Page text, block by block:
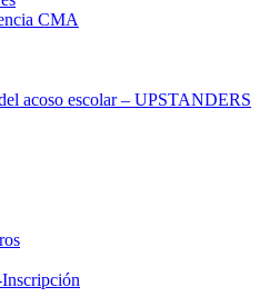
CMA
acoso escolar – UPSTANDERS